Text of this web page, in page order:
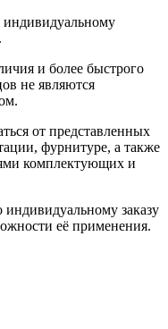
индивидуальному
и более быстрого
не являются
от представленных
фурнитуре, а также
комплектующих и
заказу
её применения.